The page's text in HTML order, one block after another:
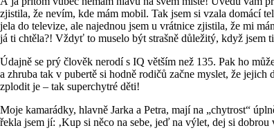
zjistila, že nevím, kde mám mobil. Tak jsem si vzala domácí
jela do televize, ale najednou jsem u vrátnice zjistila, že mi
já ti chtěla?! Vždyť to muselo být strašně důležitý, když jsem
Údajně se prý člověk nerodí s IQ větším než 135. Pak ho
a zhruba tak v pubertě si hodně rodičů začne myslet, že
zplodit je – tak superchytré děti!
Moje kamarádky, hlavně Jarka a Petra, mají na „chytrost“
řekla jsem jí: ‚Kup si něco na sebe, jeď na výlet, dej si